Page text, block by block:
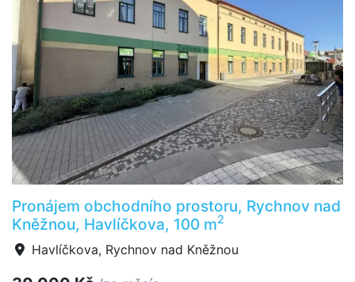
Pronájem obchodního prostoru, Rychnov nad
Kněžnou, Havlíčkova, 100 m2
Havlíčkova, Rychnov nad Kněžnou